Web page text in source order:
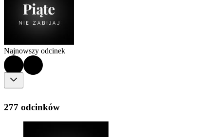
Najnowszy odcinek
277 odcinków